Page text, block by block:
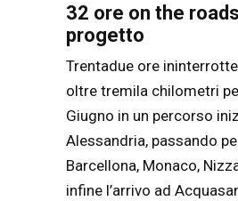
32 ore on the
progetto
Trentadue ore
oltre tremila chilometri
Giugno in un percorso
Alessandria, passando
Barcellona, Monaco,
infine l’arrivo ad